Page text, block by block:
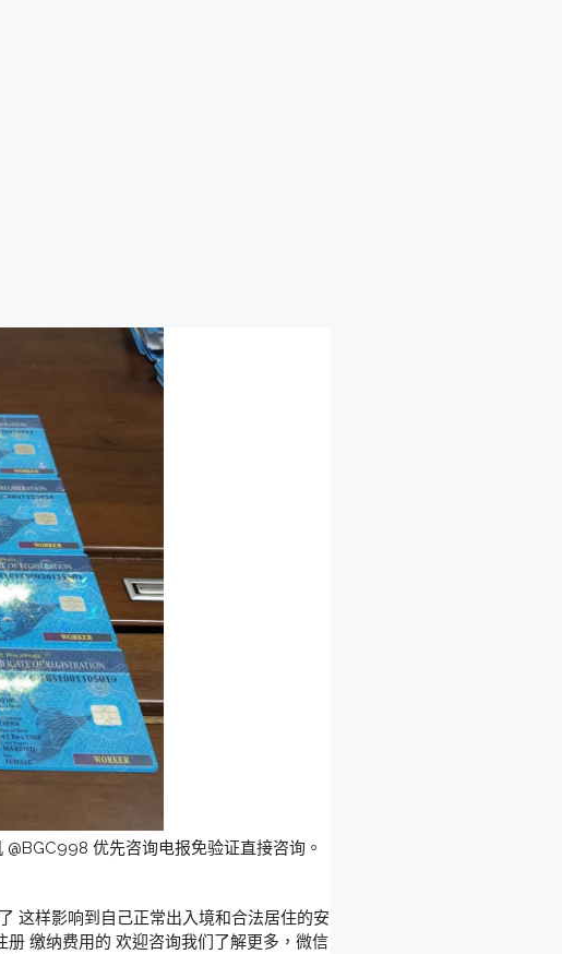
优先咨询电报免验证直接咨询。
这样影响到自己正常出入境和合法居住的安
缴纳费用的 欢迎咨询我们了解更多，微信